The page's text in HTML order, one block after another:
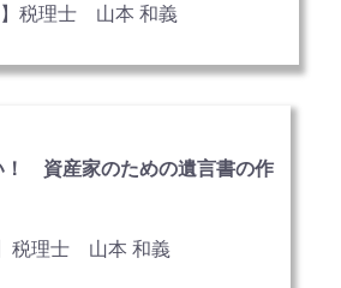
】税理士 山本 和義
！ 資産家のための遺言書の作
税理士 山本 和義